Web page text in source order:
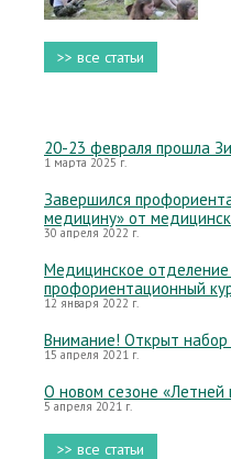
>> все статьи
20-23 февраля прошла
1 марта 2025 г.
Завершился
медицину» от
30 апреля 2022 г.
Медицинское
профориентационный
12 января 2022 г.
Внимание! Открыт набор
15 апреля 2021 г.
О новом сезоне «Летней
5 апреля 2021 г.
>> все статьи